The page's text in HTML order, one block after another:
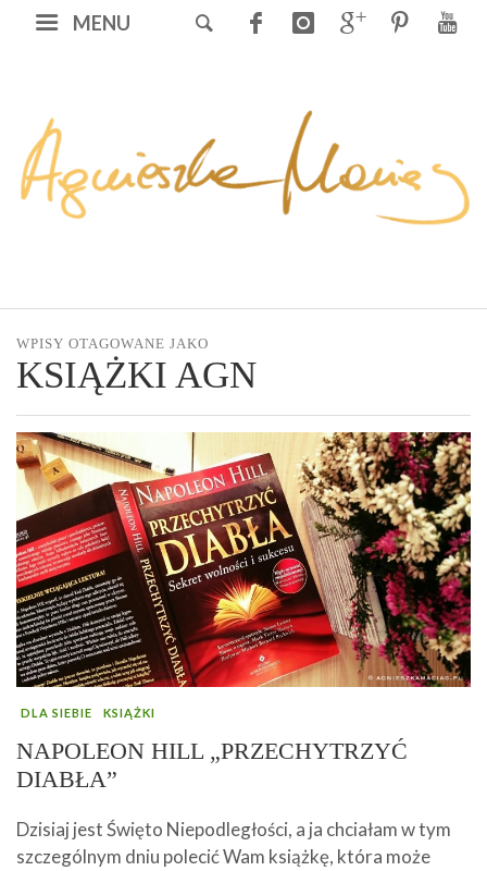
MENU
WPISY OTAGOWANE JAKO
KSIĄŻKI AGN
DLA SIEBIE KSIĄŻKI
NAPOLEON HILL „PRZECHYTRZYĆ
DIABŁA”
Dzisiaj jest Święto Niepodległości, a ja chciałam w tym
szczególnym dniu polecić Wam książkę, która może